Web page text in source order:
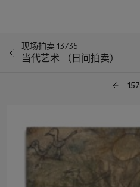
现场拍卖 13735
当代艺术 （日间拍卖）
157